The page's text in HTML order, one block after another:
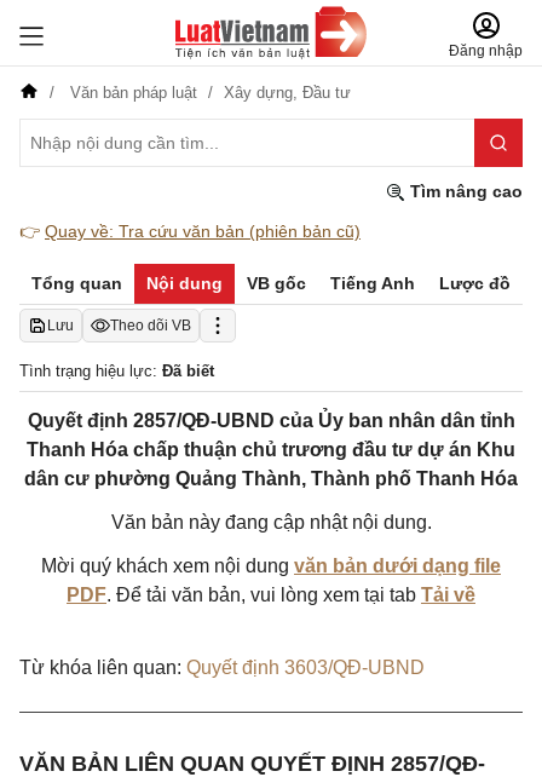
Đăng nhập
Văn bản pháp luật Xây dựng, Đầu tư
Tìm nâng cao
👉 Quay về: Tra cứu văn bản (phiên bản cũ)
Tổng quan Nội dung VB gốc Tiếng Anh Lược đồ
Lưu Theo dõi VB
Tình trạng hiệu lực: Đã biết
Quyết định 2857/QĐ-UBND của Ủy ban nhân dân tỉnh
Thanh Hóa chấp thuận chủ trương đầu tư dự án Khu
dân cư phường Quảng Thành, Thành phố Thanh Hóa
Văn bản này đang cập nhật nội dung.
Mời quý khách xem nội dung văn bản dưới dạng file
PDF. Để tải văn bản, vui lòng xem tại tab Tải về
Từ khóa liên quan: Quyết định 3603/QĐ-UBND
VĂN BẢN LIÊN QUAN QUYẾT ĐỊNH 2857/QĐ-